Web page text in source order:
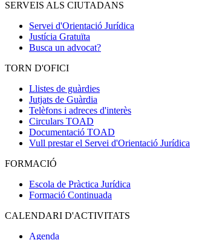
SERVEIS ALS CIUTADANS
Servei d'Orientació Jurídica
Justícia Gratuïta
Busca un advocat?
TORN D'OFICI
Llistes de guàrdies
Jutjats de Guàrdia
Telèfons i adreces d'interès
Circulars TOAD
Documentació TOAD
Vull prestar el Servei d'Orientació Jurídica
FORMACIÓ
Escola de Pràctica Jurídica
Formació Continuada
CALENDARI D'ACTIVITATS
Agenda